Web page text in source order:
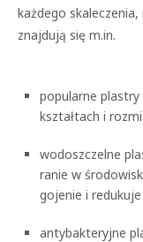
każdego
znajdują się m.in.
popularne
kształtach i
wodoszczelne
ranie w
gojenie i
antybakteryjne